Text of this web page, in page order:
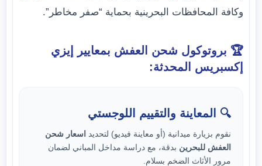
وكافة المحافظات البحرينية بحماية “صفر مخاطر”.
🏆 بروتوكول شحن العفش بمعايير إيزي
إكسبريس المحدثة:
🔍 المعاينة والتقييم اللوجستي
نقوم بزيارة ميدانية (أو معاينة فيديو) لتحديد اسعار شحن
العفش للبحرين بدقة، مع دراسة مداخل المباني لضمان
مرور الأثاث الضخم بسلام.